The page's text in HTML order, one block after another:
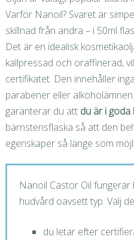
Varför Nanoil? Svaret är
skillnad från andra – i 50ml
Det är en idealisk
kallpressad och oraffinerad,
certifikatet. Den innehåller
parabener eller
garanterar du att du är i goda
bärnstensflaska så att den
egenskaper så länge som
Nanoil Castor Oil
hudvård oavsett typ. Välj
du letar efter